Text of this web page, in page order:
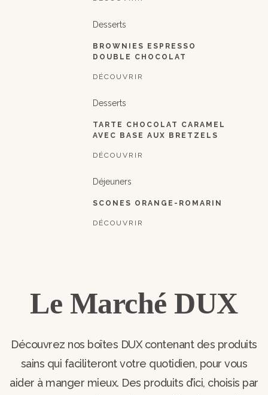
Desserts
BROWNIES ESPRESSO
DOUBLE CHOCOLAT
DÉCOUVRIR
Desserts
TARTE CHOCOLAT CARAMEL
AVEC BASE AUX BRETZELS
DÉCOUVRIR
Déjeuners
SCONES ORANGE-ROMARIN
DÉCOUVRIR
Le Marché DUX
Découvrez nos boîtes DUX contenant des produits
sains qui faciliteront votre quotidien, pour vous
aider à manger mieux. Des produits d’ici, choisis par